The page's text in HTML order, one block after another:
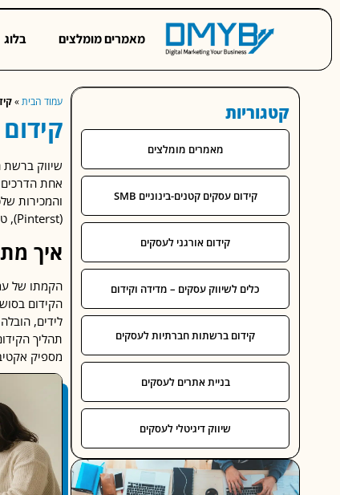
מאמרים מומלצים בלוג
קטגוריות
מאמרים מומלצים
קידום עסקים קטנים-בינוניים SMB
קידום אורגני לעסקים
כלים לשיווק עסקים – מדידה וקידום
קידום ברשתות חברתיות לעסקים
בניית אתרים לעסקים
שיווק דיגיטלי לעסקים
עמוד הבית»
שיווק ברשת
אחת הדרכים
(Pinterst), טיקטוק (Ticktock), יוטיוב (YouTube) ועוד.
איך
הקמתו של
הקידום
לידים,
תהליך
מספיק